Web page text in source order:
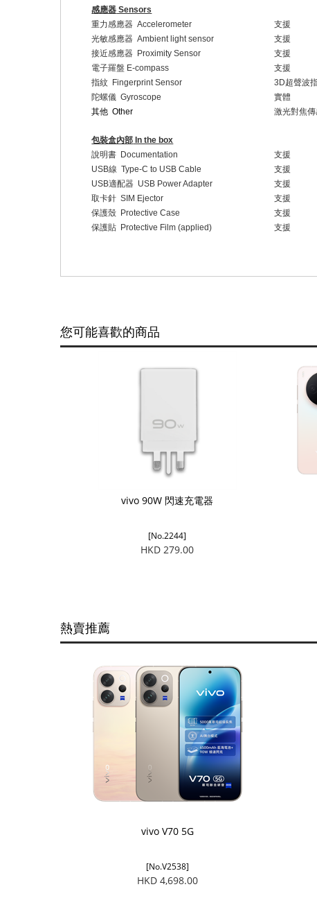
感應器 Sensors
重力感應器 Accelerometer
支援
光敏感應器 Ambient light sensor
支援
接近感應器 Proximity Sensor
支援
電子羅盤 E-compass
支援
指紋 Fingerprint Sensor 3D超聲波
陀螺儀 Gyroscope
實體
其他 Other 激光對焦
包裝盒內部 In the box
說明書 Documentation
支援
USB線 Type-C to USB Cable
支援
USB適配器 USB Power Adapter
支援
取卡針 SIM Ejector
支援
保護殼 Protective Case
支援
保護貼 Protective Film (applied) 支援
您可能喜歡的商品
vivo 90W 閃速充電器
[No.2244]
HKD 279.00
熱賣推薦
vivo V70 5G
[No.V2538]
HKD 4,698.00